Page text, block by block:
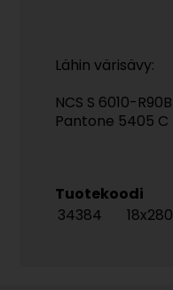
Lähin värisävy:
NCS S 6010-R90B
Pantone 5405 C
Tuotekoodi
34384